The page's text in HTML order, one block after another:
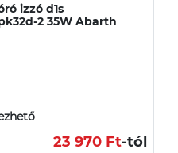
izzó d1s
2 35W Abarth
23 970 Ft-tól